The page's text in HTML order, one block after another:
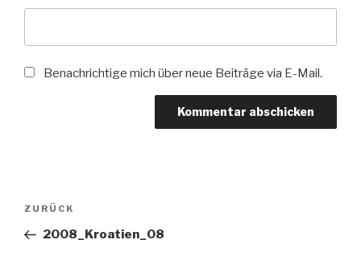
Benachrichtige mich über neue Beiträge via E-Mail.
Beitragsnavigation
Vorheriger
Beitrag
ZURÜCK
2008_Kroatien_08